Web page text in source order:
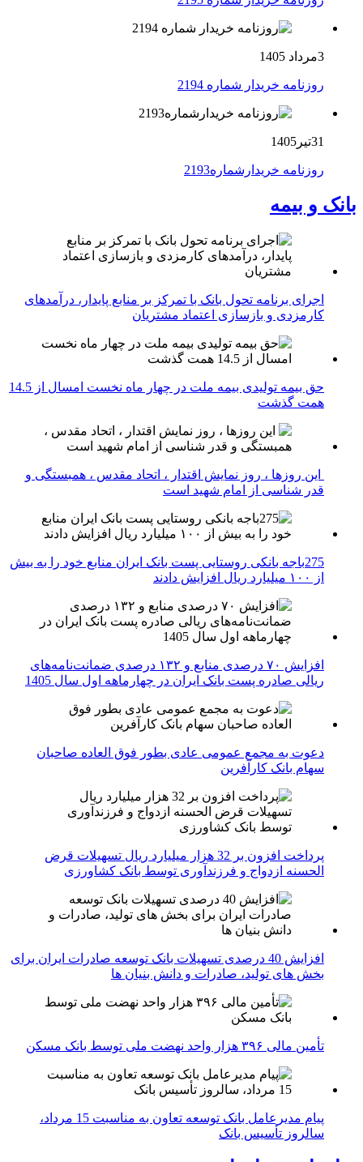
3مرداد 1405
روزنامه خریدار شماره 2194
31تیر1405
روزنامه خریدارشماره2193
بانک و بیمه
اجرای برنامه تحول بانک با تمرکز بر منابع پایدار، درآمدهای
کارمزدی و بازسازی اعتماد مشتریان
حق بیمه تولیدی بیمه ملت در چهار ماه نخست امسال از 14.5
همت گذشت
این روزها ، روز نمایش اقتدار ، اتحاد مقدس ، همبستگی و
قدر شناسی از امام شهید است
275باجه بانکی روستایی پست بانک ایران منابع خود را به بیش
از ۱۰۰ میلیارد ریال افزایش دادند
افزایش ۷۰ درصدی منابع و ۱۳۲ درصدی ضمانت‌نامه‌های
ریالی صادره پست بانک ایران در چهارماهه اول سال 1405
دعوت به مجمع عمومی عادی بطور فوق العاده صاحبان
سهام بانک کارآفرین
پرداخت افزون بر 32 هزار میلیارد ریال تسهیلات قرض
الحسنه ازدواج و فرزندآوری توسط بانک کشاورزی
افزایش 40 درصدی تسهیلات بانک توسعه صادرات ایران برای
بخش های تولید، صادرات و دانش بنیان ها
تأمین مالی ۳۹۶ هزار واحد نهضت ملی توسط بانک مسکن
پیام مدیرعامل بانک توسعه تعاون به مناسبت 15 مرداد،
سالروز تأسیس بانک